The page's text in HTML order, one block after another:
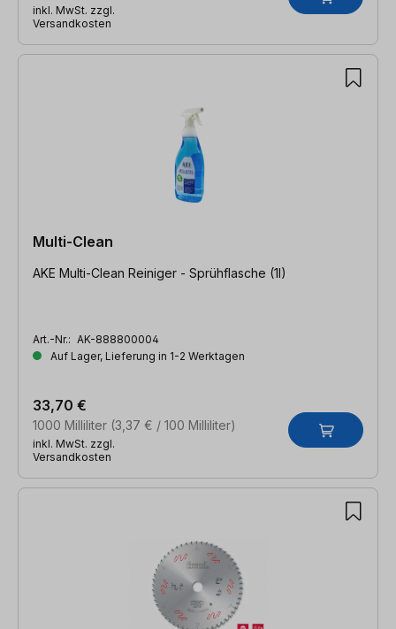
inkl. MwSt. zzgl.
Versandkosten
Multi-Clean
AKE Multi-Clean Reiniger - Sprühflasche (1l)
Art.-Nr.: AK-888800004
Auf Lager, Lieferung in 1-2 Werktagen
1000 Milliliter (3,37 € / 100 Milliliter)
33,70 €
inkl. MwSt. zzgl.
Versandkosten